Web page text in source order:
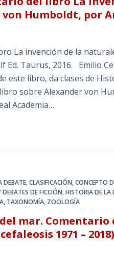
Humboldt, por
La invención de la
Taurus, 2016. Emilio
este libro, da clases de
sobre Alexander von
Academia…
DEBATE,CLASIFICACIÓN,CONCEPTO
DE FICCIÓN,HISTORIA DE LA
, TAXONOMÍA, ZOOLOGÍA
mar.
1971 –